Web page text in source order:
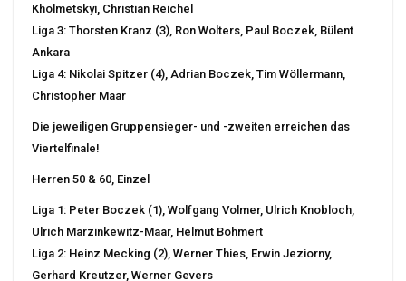
Kholmetskyi, Christian Reichel
Liga 3: Thorsten Kranz (3), Ron Wolters, Paul Boczek, Bülent
Ankara
Liga 4: Nikolai Spitzer (4), Adrian Boczek, Tim Wöllermann,
Christopher Maar
Die jeweiligen Gruppensieger- und -zweiten erreichen das
Viertelfinale!
Herren 50 & 60, Einzel
Liga 1: Peter Boczek (1), Wolfgang Volmer, Ulrich Knobloch,
Ulrich Marzinkewitz-Maar, Helmut Bohmert
Liga 2: Heinz Mecking (2), Werner Thies, Erwin Jeziorny,
Gerhard Kreutzer, Werner Gevers